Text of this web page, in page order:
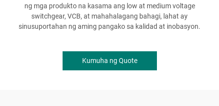
ng mga produkto na kasama ang low at medium voltage
switchgear, VCB, at mahahalagang bahagi, lahat ay
sinusuportahan ng aming pangako sa kalidad at inobasyon.
Kumuha ng Quote